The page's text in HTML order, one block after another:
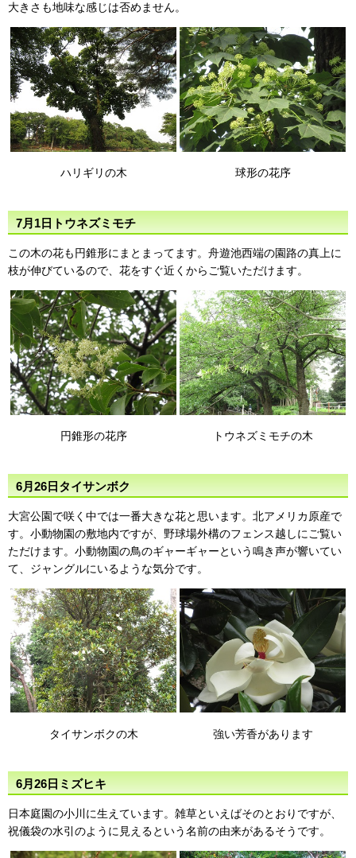
大きさも地味な感じは否めません。
ハリギリの木 球形の花序
7月1日トウネズミモチ
この木の花も円錐形にまとまってます。舟遊池西端の園路の真上に
枝が伸びているので、花をすぐ近くからご覧いただけます。
円錐形の花序 トウネズミモチの木
6月26日タイサンボク
大宮公園で咲く中では一番大きな花と思います。北アメリカ原産で
す。小動物園の敷地内ですが、野球場外構のフェンス越しにご覧い
ただけます。小動物園の鳥のギャーギャーという鳴き声が響いてい
て、ジャングルにいるような気分です。
タイサンボクの木 強い芳香があります
6月26日ミズヒキ
日本庭園の小川に生えています。雑草といえばそのとおりですが、
祝儀袋の水引のように見えるという名前の由来があるそうです。